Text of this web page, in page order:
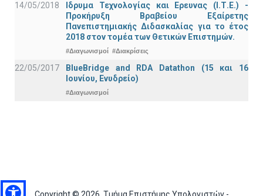
14/05/2018
Ιδρυμα Τεχνολογίας και Ερευνας (Ι.Τ.Ε.) -
Προκήρυξη Βραβείου Εξαίρετης
Πανεπιστημιακής Διδασκαλίας για το έτος
2018 στον τομέα των Θετικών Επιστημών.
#Διαγωνισμοί #Διακρίσεις
22/05/2017
BlueBridge and RDA Datathon (15 και 16
Ιουνίου, Ενυδρείο)
#Διαγωνισμοί